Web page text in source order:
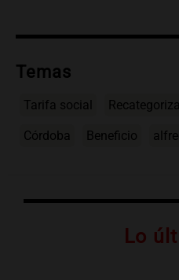
Temas
Tarifa social
Córdoba Beneficio
Lo